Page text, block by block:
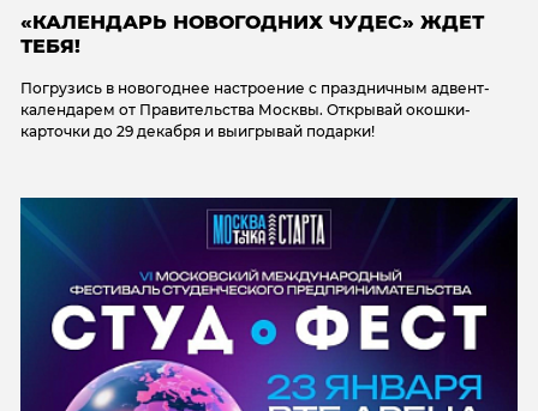
«КАЛЕНДАРЬ НОВОГОДНИХ ЧУДЕС» ЖДЕТ
ТЕБЯ!
Погрузись в новогоднее настроение с праздничным адвент-
календарем от Правительства Москвы. Открывай окошки-
карточки до 29 декабря и выигрывай подарки!